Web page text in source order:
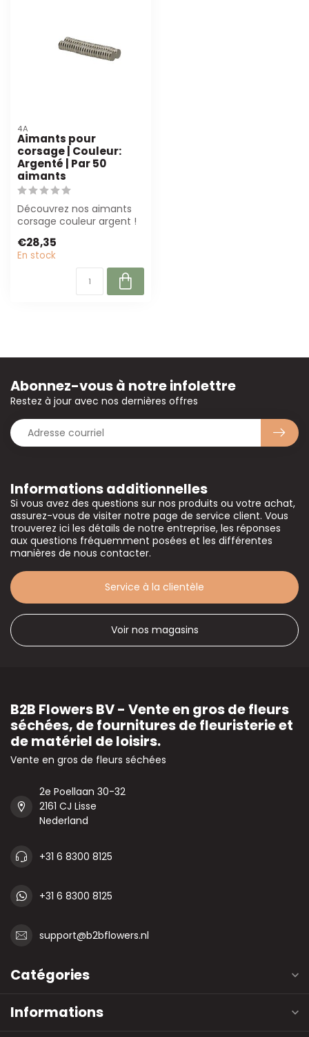
4A
Aimants pour
corsage | Couleur:
Argenté | Par 50
aimants
Découvrez nos aimants
corsage couleur argent !
durables, ...
€28,35
En stock
Informations additionnelles
Si vous avez des questions sur nos produits ou votre achat,
assurez-vous de visiter notre page de service client. Vous
trouverez ici les détails de notre entreprise, les réponses
aux questions fréquemment posées et les différentes
manières de nous contacter.
Service à la clientèle
Voir nos magasins
Abonnez-vous à notre infolettre
Restez à jour avec nos dernières offres
B2B Flowers BV - Vente en gros de fleurs
séchées, de fournitures de fleuristerie et
de matériel de loisirs.
Vente en gros de fleurs séchées
2e Poellaan 30-32
2161 CJ Lisse
Nederland
+31 6 8300 8125
+31 6 8300 8125
support@b2bflowers.nl
Catégories
Informations